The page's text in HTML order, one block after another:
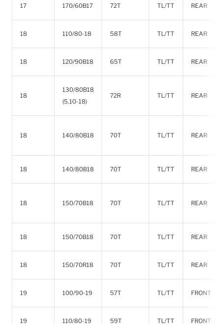
17 170/60B17 72T TL/TT REAR
18 110/80-18 58T TL/TT REAR
18 120/90B18 65T TL/TT REAR
18
130/80B18
(5.10-18)
72R TL/TT REAR
18 140/80B18 70T TL/TT REAR
18 140/80B18 70T TL/TT REAR
18 150/70B18 70T TL/TT REAR
18 150/70B18 70T TL/TT REAR
18 150/70R18 70T TL/TT REAR
19 100/90-19 57T TL/TT FRONT
19 110/80-19 59T TL/TT FRONT